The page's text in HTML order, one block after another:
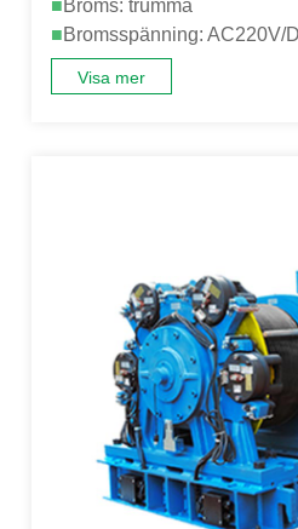
■Broms: trumma
■Bromsspänning: AC220V/
Visa mer